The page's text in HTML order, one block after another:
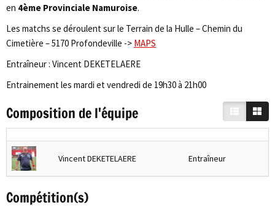
en 4ème Provinciale Namuroise.
Les matchs se déroulent sur le Terrain de la Hulle – Chemin du
Cimetière – 5170 Profondeville -> MAPS
Entraîneur : Vincent DEKETELAERE
Entrainement les mardi et vendredi de 19h30 à 21h00
Composition de l'équipe
Vincent DEKETELAERE Entraîneur
Compétition(s)